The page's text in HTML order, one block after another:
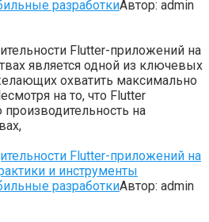
разработкиАвтор: admin
Flutter-приложений на
является одной из ключевых
охватить максимально
на то, что Flutter
на
Flutter-приложений на
и инструменты
разработкиАвтор: admin